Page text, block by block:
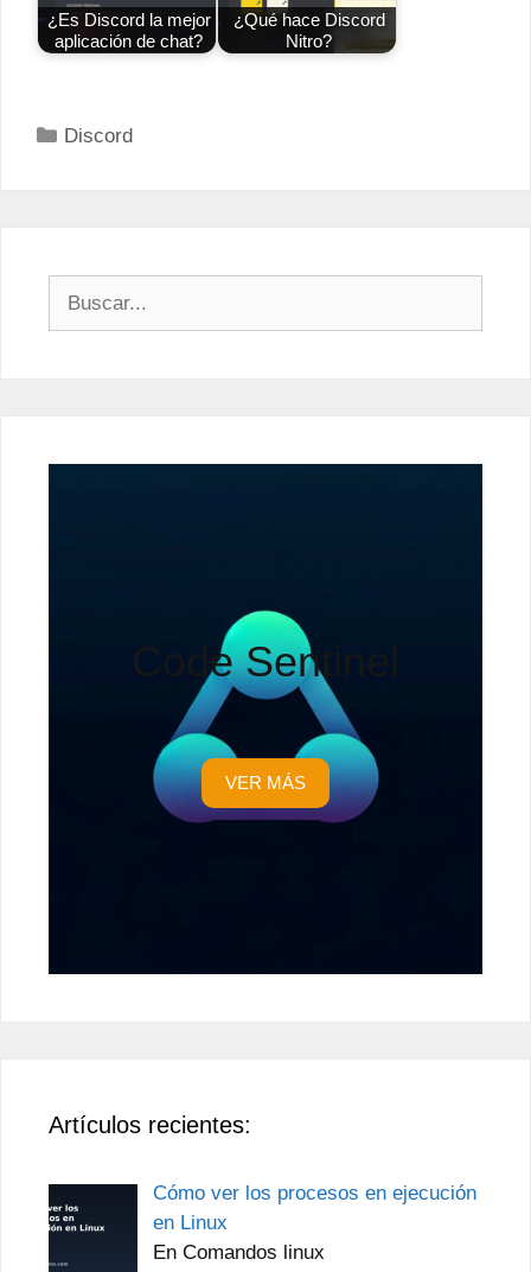
¿Es Discord la mejor
aplicación de chat?
¿Qué hace Discord
Nitro?
Categorías
Discord
Code Sentinel
VER MÁS
Artículos recientes:
Cómo ver los procesos en ejecución
en Linux
En Comandos linux